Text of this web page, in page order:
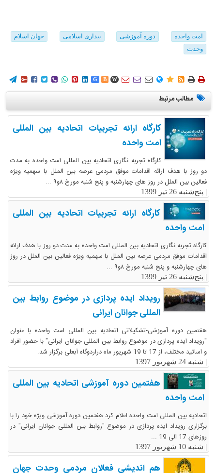
امت واحده دوره آموزشی بیداری اسلامی
جهان اسلام
وحدت
        G B W        
مطالب مرتبط
کارگاه ارائه تجربیات اتحادیه بین المللی
امت واحده
کارگاه تجربه نگاری اتحادیه بین المللی امت واحده به مدت
دو روز با هدف ارائه اقدامات موفق مردمی عرصه بین الملل با سهمیه ویژه
فعالین بین الملل در روز های چهارشنبه و پنج شنبه مورخ ۸و۹ ...
| پنج‌شنبه 26 تیر 1399
کارگاه ارائه تجربیات اتحادیه بین المللی
امت واحده
کارگاه تجربه نگاری اتحادیه بین المللی امت واحده به مدت دو روز با هدف ارائه
اقدامات موفق مردمی عرصه بین الملل با سهمیه ویژه فعالین بین الملل در روز
های چهارشنبه و پنج شنبه مورخ ۸و۹ ...
| پنج‌شنبه 26 تیر 1399
رویداد ایده پردازی در موضوع روابط بین
المللی جوانان ایرانی
هفتمین دوره آموزشی-تشکیلاتی اتحادیه بین المللی امت واحده با عنوان
"رویداد ایده پردازی در موضوع روابط بین المللی جوانان ایرانی" با حضور افراد
و اساتید مختلف، از 17 تا 19 شهریور ماه دراردوگاه آبعلی برگزار شد.
| شنبه 24 شهریور 1397
هفتمین دوره آموزشی اتحادیه بین المللی
امت واحده
اتحادیه بین المللی امت واحده اعلام کرد هفتمین دوره آموزشی ویژه خود را با
برگزاری رویداد ایده پردازی در موضوع "روابط بین المللی جوانان ایرانی" در
روزهای 17 الی 19 ...
| شنبه 10 شهریور 1397
هم اندیشی فعالان مردمی وحدت جهان